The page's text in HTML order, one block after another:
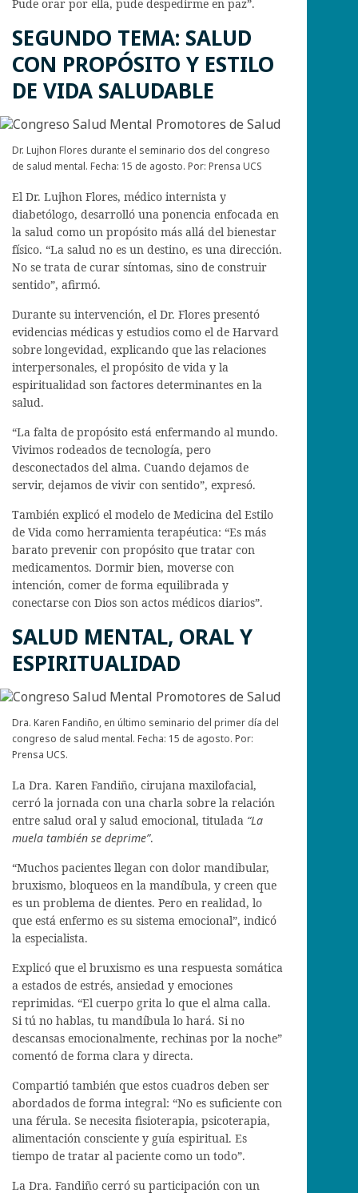
Pude orar por ella, pude despedirme en paz”.
SEGUNDO TEMA: SALUD
CON PROPÓSITO Y ESTILO
DE VIDA SALUDABLE
Dr. Lujhon Flores durante el seminario dos del congreso
de salud mental. Fecha: 15 de agosto. Por: Prensa UCS
El Dr. Lujhon Flores, médico internista y
diabetólogo, desarrolló una ponencia enfocada en
la salud como un propósito más allá del bienestar
físico. “La salud no es un destino, es una dirección.
No se trata de curar síntomas, sino de construir
sentido”, afirmó.
Durante su intervención, el Dr. Flores presentó
evidencias médicas y estudios como el de Harvard
sobre longevidad, explicando que las relaciones
interpersonales, el propósito de vida y la
espiritualidad son factores determinantes en la
salud.
“La falta de propósito está enfermando al mundo.
Vivimos rodeados de tecnología, pero
desconectados del alma. Cuando dejamos de
servir, dejamos de vivir con sentido”, expresó.
También explicó el modelo de Medicina del Estilo
de Vida como herramienta terapéutica: “Es más
barato prevenir con propósito que tratar con
medicamentos. Dormir bien, moverse con
intención, comer de forma equilibrada y
conectarse con Dios son actos médicos diarios”.
SALUD MENTAL, ORAL Y
ESPIRITUALIDAD
Dra. Karen Fandiño, en último seminario del primer día del
congreso de salud mental. Fecha: 15 de agosto. Por:
Prensa UCS.
La Dra. Karen Fandiño, cirujana maxilofacial,
cerró la jornada con una charla sobre la relación
entre salud oral y salud emocional, titulada “La
muela también se deprime”.
“Muchos pacientes llegan con dolor mandibular,
bruxismo, bloqueos en la mandíbula, y creen que
es un problema de dientes. Pero en realidad, lo
que está enfermo es su sistema emocional”, indicó
la especialista.
Explicó que el bruxismo es una respuesta somática
a estados de estrés, ansiedad y emociones
reprimidas. “El cuerpo grita lo que el alma calla.
Si tú no hablas, tu mandíbula lo hará. Si no
descansas emocionalmente, rechinas por la noche”
comentó de forma clara y directa.
Compartió también que estos cuadros deben ser
abordados de forma integral: “No es suficiente con
una férula. Se necesita fisioterapia, psicoterapia,
alimentación consciente y guía espiritual. Es
tiempo de tratar al paciente como un todo”.
La Dra. Fandiño cerró su participación con un